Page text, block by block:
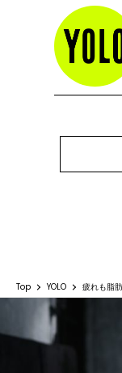
Top YOLO 疲れも脂